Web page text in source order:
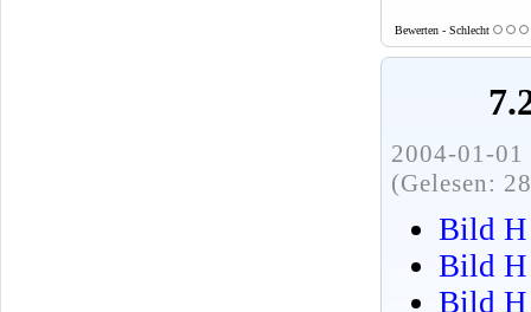
Bewerten - Schlecht
2004-01-
(Gelesen:
Bild H
Bild H
Bild H